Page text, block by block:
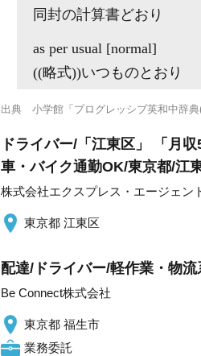
同封の計算書どおり
as per usual [normal]
((略式))いつものとおり
出典 小学館「プログレッシブ英和中辞典(
ドライバー/「江東区」 「月
車・バイク通勤OK/東京都/江
株式会社エクスプレス・エージェン
東京都 江東区
配達/ドライバー/軽作業・物
Be Connect株式会社
東京都 福生市
業務委託